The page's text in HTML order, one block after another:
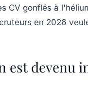
CV gonflés à
en 2026
est devenu